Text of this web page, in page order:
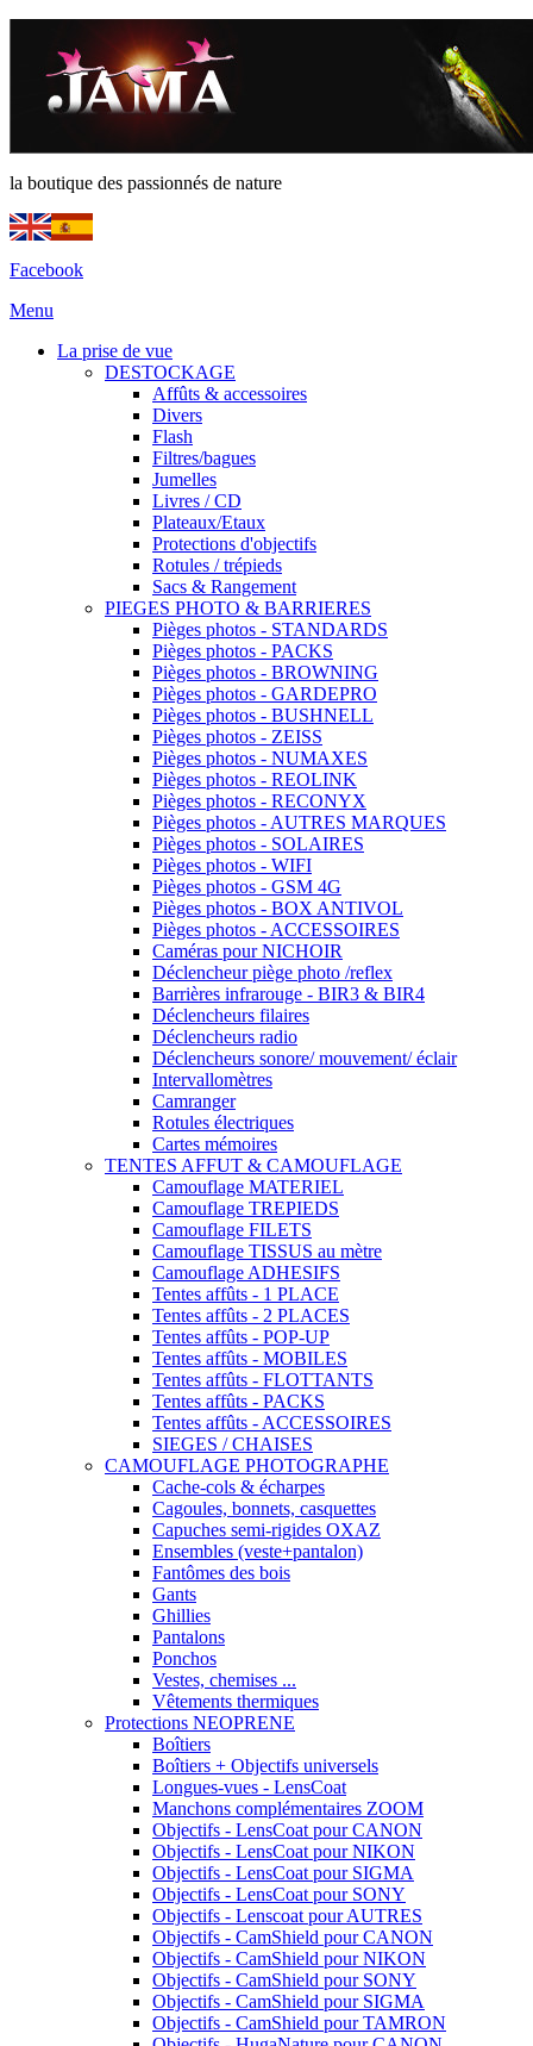
la boutique des passionnés de nature
Facebook
Menu
La prise de vue
DESTOCKAGE
Affûts & accessoires
Divers
Flash
Filtres/bagues
Jumelles
Livres / CD
Plateaux/Etaux
Protections d'objectifs
Rotules / trépieds
Sacs & Rangement
PIEGES PHOTO & BARRIERES
Pièges photos - STANDARDS
Pièges photos - PACKS
Pièges photos - BROWNING
Pièges photos - GARDEPRO
Pièges photos - BUSHNELL
Pièges photos - ZEISS
Pièges photos - NUMAXES
Pièges photos - REOLINK
Pièges photos - RECONYX
Pièges photos - AUTRES MARQUES
Pièges photos - SOLAIRES
Pièges photos - WIFI
Pièges photos - GSM 4G
Pièges photos - BOX ANTIVOL
Pièges photos - ACCESSOIRES
Caméras pour NICHOIR
Déclencheur piège photo /reflex
Barrières infrarouge - BIR3 & BIR4
Déclencheurs filaires
Déclencheurs radio
Déclencheurs sonore/ mouvement/ éclair
Intervallomètres
Camranger
Rotules électriques
Cartes mémoires
TENTES AFFUT & CAMOUFLAGE
Camouflage MATERIEL
Camouflage TREPIEDS
Camouflage FILETS
Camouflage TISSUS au mètre
Camouflage ADHESIFS
Tentes affûts - 1 PLACE
Tentes affûts - 2 PLACES
Tentes affûts - POP-UP
Tentes affûts - MOBILES
Tentes affûts - FLOTTANTS
Tentes affûts - PACKS
Tentes affûts - ACCESSOIRES
SIEGES / CHAISES
CAMOUFLAGE PHOTOGRAPHE
Cache-cols & écharpes
Cagoules, bonnets, casquettes
Capuches semi-rigides OXAZ
Ensembles (veste+pantalon)
Fantômes des bois
Gants
Ghillies
Pantalons
Ponchos
Vestes, chemises ...
Vêtements thermiques
Protections NEOPRENE
Boîtiers
Boîtiers + Objectifs universels
Longues-vues - LensCoat
Manchons complémentaires ZOOM
Objectifs - LensCoat pour CANON
Objectifs - LensCoat pour NIKON
Objectifs - LensCoat pour SIGMA
Objectifs - LensCoat pour SONY
Objectifs - Lenscoat pour AUTRES
Objectifs - CamShield pour CANON
Objectifs - CamShield pour NIKON
Objectifs - CamShield pour SONY
Objectifs - CamShield pour SIGMA
Objectifs - CamShield pour TAMRON